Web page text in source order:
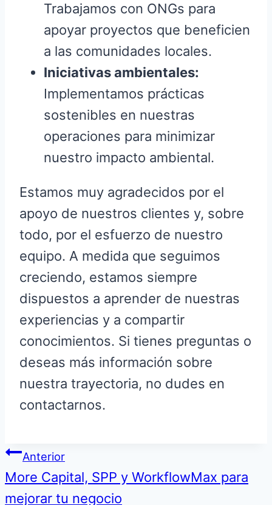
Trabajamos con ONGs para
apoyar proyectos que beneficien
a las comunidades locales.
Iniciativas ambientales:
Implementamos prácticas
sostenibles en nuestras
operaciones para minimizar
nuestro impacto ambiental.
Estamos muy agradecidos por el
apoyo de nuestros clientes y, sobre
todo, por el esfuerzo de nuestro
equipo. A medida que seguimos
creciendo, estamos siempre
dispuestos a aprender de nuestras
experiencias y a compartir
conocimientos. Si tienes preguntas o
deseas más información sobre
nuestra trayectoria, no dudes en
contactarnos.
Navegación
de
Anterior
More Capital, SPP y WorkflowMax para
mejorar tu negocio